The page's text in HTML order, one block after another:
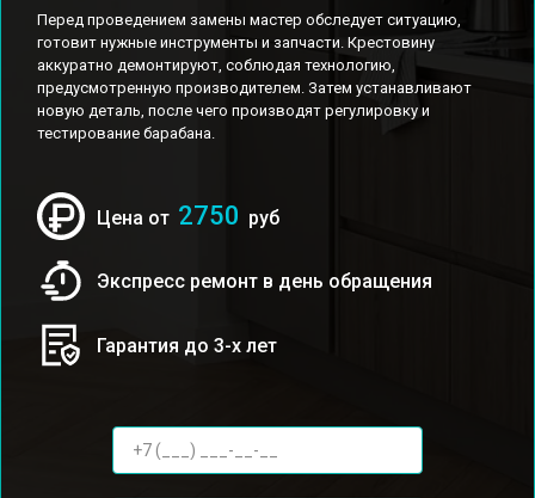
Перед проведением замены мастер обследует ситуацию,
готовит нужные инструменты и запчасти. Крестовину
аккуратно демонтируют, соблюдая технологию,
предусмотренную производителем. Затем устанавливают
новую деталь, после чего производят регулировку и
тестирование барабана.
Цена от 2750 руб
Экспресс ремонт в день обращения
Гарантия до 3-х лет